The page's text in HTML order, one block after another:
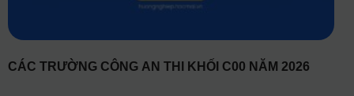
CÁC TRƯỜNG CÔNG AN THI KHỐI C00 NĂM 2026